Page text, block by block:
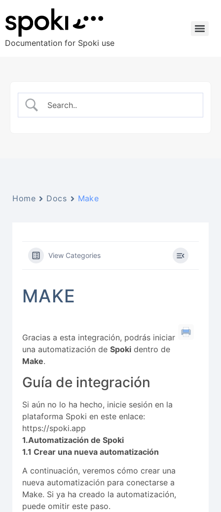
Documentation for Spoki use
Home Docs Make
View Categories
MAKE
Gracias a esta integración, podrás iniciar
una automatización de Spoki dentro de
Make.
Guía de integración
Si aún no lo ha hecho, inicie sesión en la
plataforma Spoki en este enlace:
https://spoki.app
1.Automatización de Spoki
1.1 Crear una nueva automatización
A continuación, veremos cómo crear una
nueva automatización para conectarse a
Make. Si ya ha creado la automatización,
puede omitir este paso.